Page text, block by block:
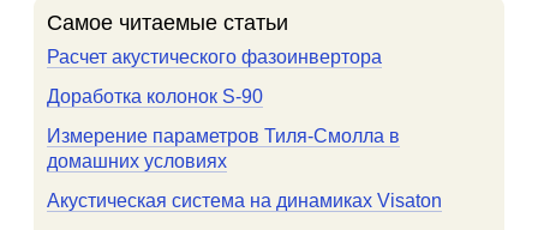
Самое читаемые статьи
Расчет акустического фазоинвертора
Доработка колонок S-90
Измерение параметров Тиля-Смолла в
домашних условиях
Акустическая система на динамиках Visaton